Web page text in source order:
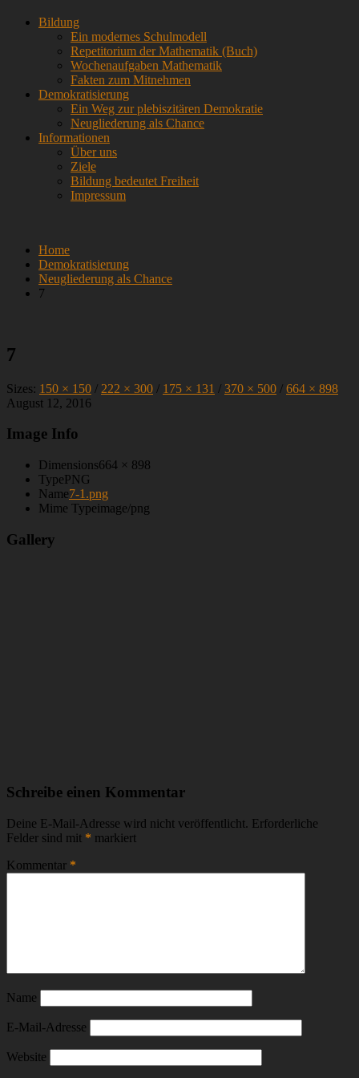
Skip
Menü
Bildung
Ein modernes Schulmodell
Repetitorium der Mathematik (Buch)
Wochenaufgaben Mathematik
Fakten zum Mitnehmen
Demokratisierung
Ein Weg zur plebiszitären Demokratie
Neugliederung als Chance
Informationen
Über uns
Ziele
Bildung bedeutet Freiheit
Impressum
Home
Demokratisierung
Neugliederung als Chance
7
7
Sizes: 150 × 150 / 222 × 300 / 175 × 131 / 370 × 500 / 664 × 898
August 12, 2016
Image Info
Dimensions664 × 898
TypePNG
Name7-1.png
Mime Typeimage/png
Gallery
Schreibe einen Kommentar
Deine E-Mail-Adresse wird nicht veröffentlicht. Erforderliche
Felder sind mit * markiert
Kommentar *
Name
E-Mail-Adresse
Website